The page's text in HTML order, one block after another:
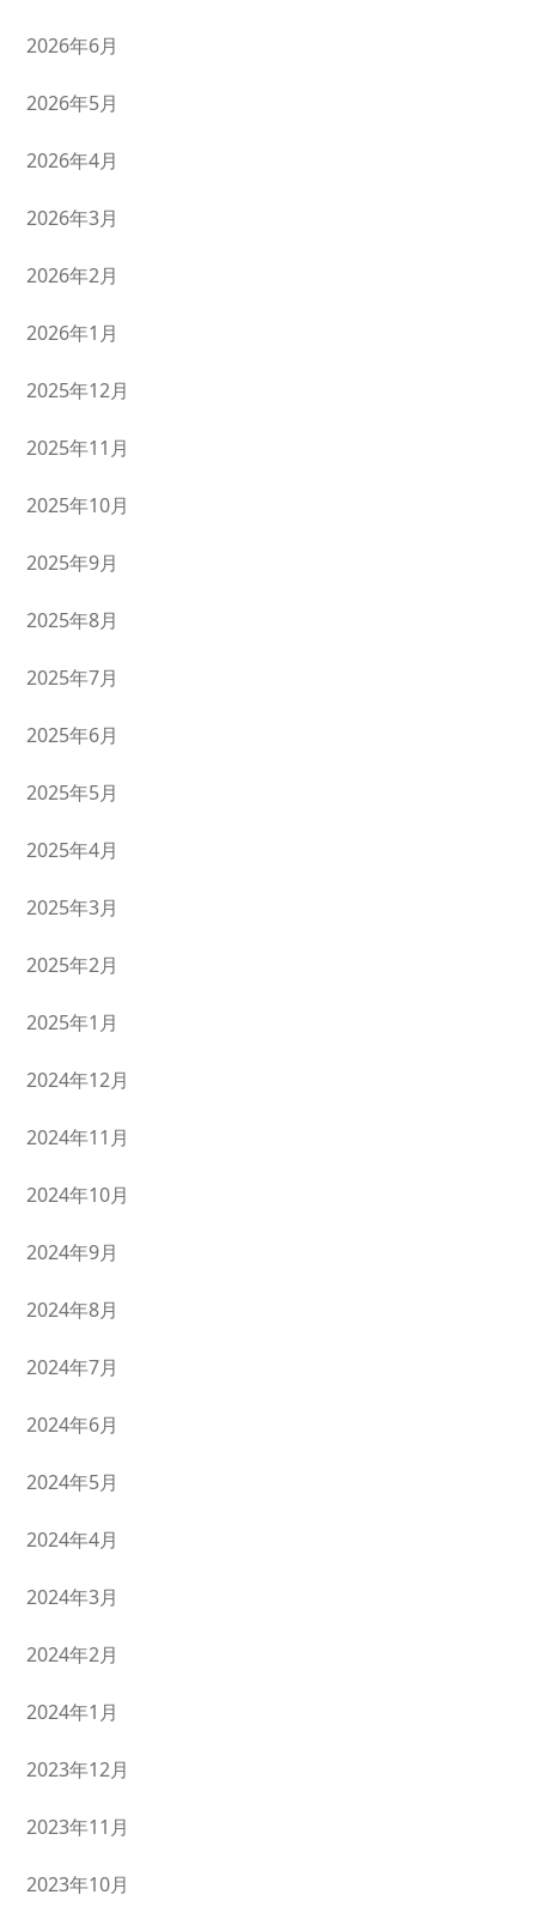
2026年6月
2026年5月
2026年4月
2026年3月
2026年2月
2026年1月
2025年12月
2025年11月
2025年10月
2025年9月
2025年8月
2025年7月
2025年6月
2025年5月
2025年4月
2025年3月
2025年2月
2025年1月
2024年12月
2024年11月
2024年10月
2024年9月
2024年8月
2024年7月
2024年6月
2024年5月
2024年4月
2024年3月
2024年2月
2024年1月
2023年12月
2023年11月
2023年10月